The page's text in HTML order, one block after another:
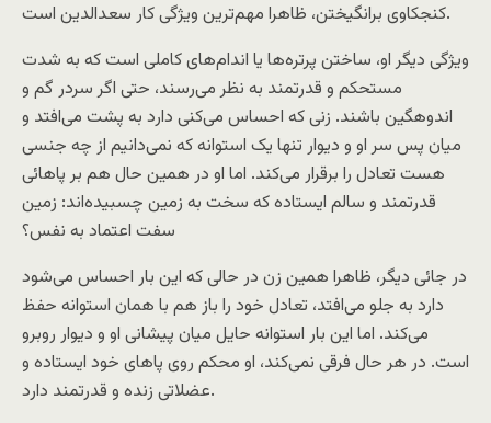
کنجکاوی برانگيختن، ظاهرا مهم‌ترين ويژگی کار سعدالدين است.
ويژگی ديگر او، ساختن پرتره‌ها يا اندام‌های کاملی است که به شدت
مستحکم و قدرتمند به نظر می‌رسند، حتی اگر سردر گم و
اندوهگين باشند. زنی که احساس می‌کنی دارد به پشت می‌افتد و
ميان پس سر او و ديوار تنها يک استوانه که نمی‌دانيم از چه جنسی
هست تعادل را برقرار می‌کند. اما او در همين حال هم بر پاهائی
قدرتمند و سالم ايستاده که سخت به زمين چسبيده‌اند: زمين
سفت اعتماد به نفس؟
در جائی ديگر، ظاهرا همين زن در حالی که اين بار احساس می‌شود
دارد به جلو می‌افتد، تعادل خود را باز هم با همان استوانه حفظ
می‌کند. اما اين بار استوانه حايل ميان پيشانی او و ديوار روبرو
است. در هر حال فرقی نمی‌کند، او محکم روی پاهای خود ايستاده و
عضلاتی زنده و قدرتمند دارد.